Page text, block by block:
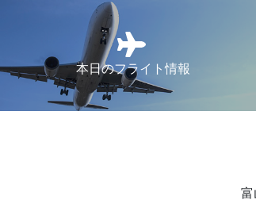
本日のフライト情報